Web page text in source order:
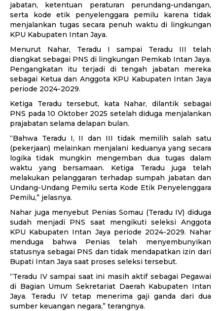
jabatan, ketentuan peraturan perundang-undangan,
serta kode etik penyelenggara pemilu karena tidak
menjalankan tugas secara penuh waktu di lingkungan
KPU Kabupaten Intan Jaya.
Menurut Nahar, Teradu I sampai Teradu III telah
diangkat sebagai PNS di lingkungan Pemkab Intan Jaya.
Pengangkatan itu terjadi di tengah jabatan mereka
sebagai Ketua dan Anggota KPU Kabupaten Intan Jaya
periode 2024-2029.
Ketiga Teradu tersebut, kata Nahar, dilantik sebagai
PNS pada 10 Oktober 2025 setelah diduga menjalankan
prajabatan selama delapan bulan.
“Bahwa Teradu I, II dan III tidak memilih salah satu
(pekerjaan) melainkan menjalani keduanya yang secara
logika tidak mungkin mengemban dua tugas dalam
waktu yang bersamaan. Ketiga Teradu juga telah
melakukan pelanggaran terhadap sumpah jabatan dan
Undang-Undang Pemilu serta Kode Etik Penyelenggara
Pemilu,” jelasnya.
Nahar juga menyebut Penias Somau (Teradu IV) diduga
sudah menjadi PNS saat mengikuti seleksi Anggota
KPU Kabupaten Intan Jaya periode 2024-2029. Nahar
menduga bahwa Penias telah menyembunyikan
statusnya sebagai PNS dan tidak mendapatkan izin dari
Bupati Intan Jaya saat proses seleksi tersebut.
“Teradu IV sampai saat ini masih aktif sebagai Pegawai
di Bagian Umum Sekretariat Daerah Kabupaten Intan
Jaya. Teradu IV tetap menerima gaji ganda dari dua
sumber keuangan negara,” terangnya.